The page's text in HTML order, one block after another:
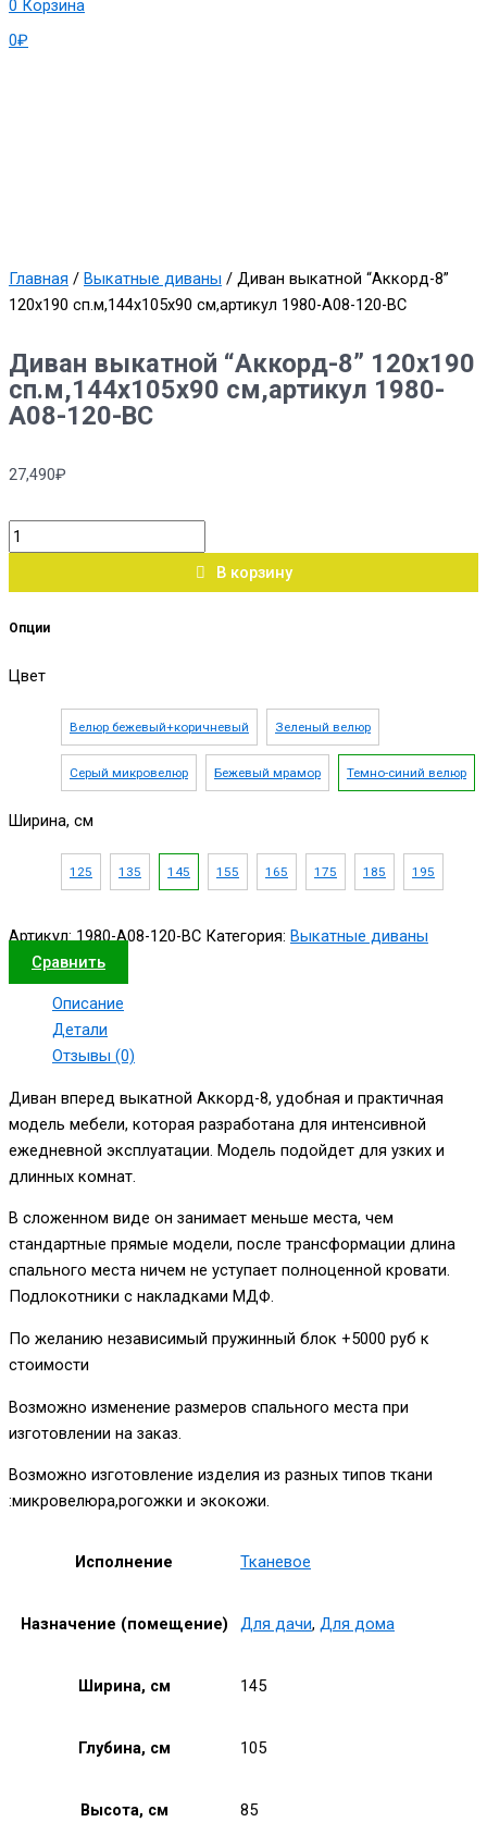
0₽
0 Корзина
Главная / Выкатные диваны / Диван выкатной “Аккорд-8”
120х190 сп.м,144х105х90 см,артикул 1980-А08-120-ВС
Диван выкатной “Аккорд-8” 120х190
сп.м,144х105х90 см,артикул 1980-
А08-120-ВС
27,490₽
В корзину
Опции
Цвет
Велюр бежевый+коричневый Зеленый велюр
Серый микровелюр Бежевый мрамор Темно-синий велюр
Ширина, см
125 135 145 155 165 175 185 195
Артикул:1980-А08-120-ВС Категория: Выкатные диваны
Сравнить
Описание
Детали
Отзывы (0)
Диван вперед выкатной Аккорд-8, удобная и практичная
модель мебели, которая разработана для интенсивной
ежедневной эксплуатации. Модель подойдет для узких и
длинных комнат.
В сложенном виде он занимает меньше места, чем
стандартные прямые модели, после трансформации длина
спального места ничем не уступает полноценной кровати.
Подлокотники с накладками МДФ.
По желанию независимый пружинный блок +5000 руб к
стоимости
Возможно изменение размеров спального места при
изготовлении на заказ.
Возможно изготовление изделия из разных типов ткани
:микровелюра,рогожки и экокожи.
Исполнение Тканевое
Назначение (помещение) Для дачи, Для дома
Ширина, см 145
Глубина, см 105
Высота, см 85